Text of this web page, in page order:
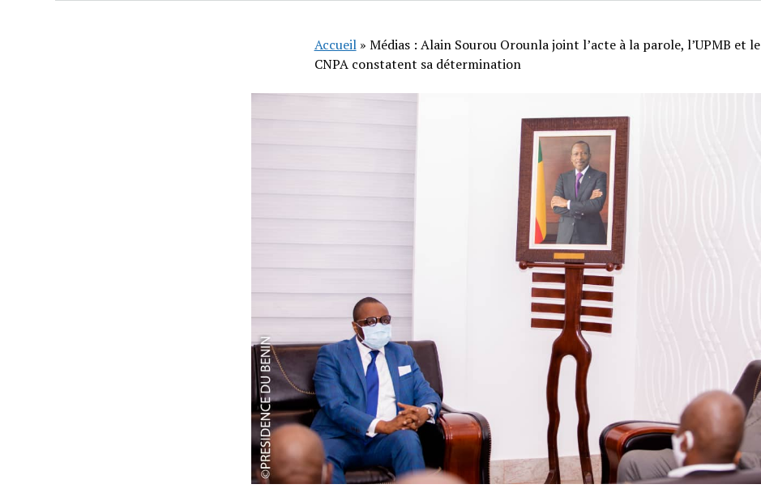
Accueil» Médias : Alain Sourou Orounla joint l’acte à la parole, l’UPMB et le
CNPA constatent sa détermination